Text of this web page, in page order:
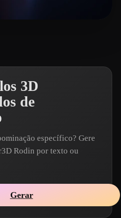
3D
de
específico? Gere
Rodin por texto ou
Gerar